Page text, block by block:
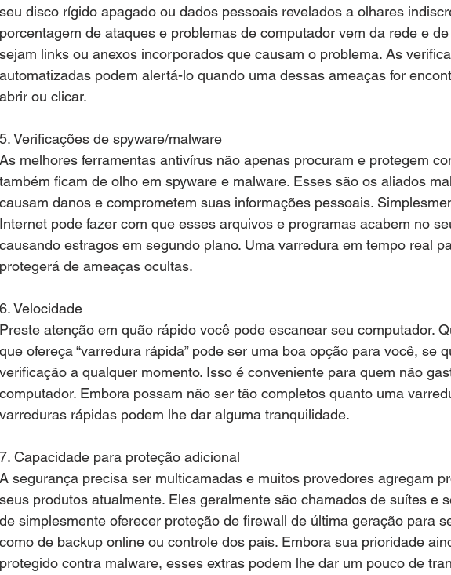
seu disco rígido apagado ou dados pessoais revelados a olhares
porcentagem de ataques e problemas de computador vem da rede e
sejam links ou anexos incorporados que causam o problema. As
automatizadas podem alertá-lo quando uma dessas ameaças for
abrir ou clicar.
5. Verificações de spyware/malware
As melhores ferramentas antivírus não apenas procuram e protegem
também ficam de olho em spyware e malware. Esses são os aliados
causam danos e comprometem suas informações pessoais.
Internet pode fazer com que esses arquivos e programas acabem no
causando estragos em segundo plano. Uma varredura em tempo real
protegerá de ameaças ocultas.
6. Velocidade
Preste atenção em quão rápido você pode escanear seu computador.
que ofereça “varredura rápida” pode ser uma boa opção para você, se
verificação a qualquer momento. Isso é conveniente para quem não
computador. Embora possam não ser tão completos quanto uma
varreduras rápidas podem lhe dar alguma tranquilidade.
7. Capacidade para proteção adicional
A segurança precisa ser multicamadas e muitos provedores agregam
seus produtos atualmente. Eles geralmente são chamados de suítes e
de simplesmente oferecer proteção de firewall de última geração para
como de backup online ou controle dos pais. Embora sua prioridade
protegido contra malware, esses extras podem lhe dar um pouco de